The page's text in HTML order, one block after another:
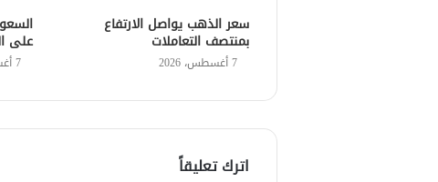
سعر الذهب يواصل الارتفاع
بمنتصف التعاملات
7 أغسطس، 2026
على
7 أغسطس، 2026
اترك تعليقاً